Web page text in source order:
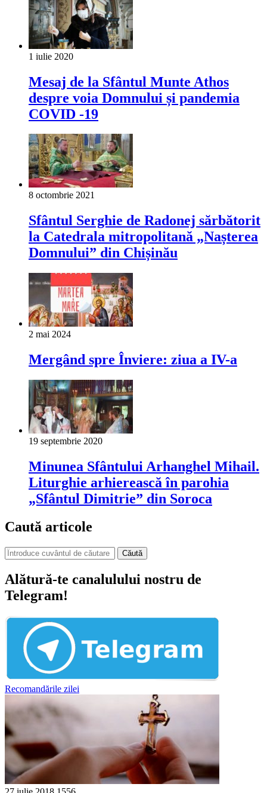
1 iulie 2020
Mesaj de la Sfântul Munte Athos
despre voia Domnului și pandemia
COVID -19
8 octombrie 2021
Sfântul Serghie de Radonej sărbătorit
la Catedrala mitropolitană „Nașterea
Domnului” din Chișinău
2 mai 2024
Mergând spre Înviere: ziua a IV-a
19 septembrie 2020
Minunea Sfântului Arhanghel Mihail.
Liturghie arhierească în parohia
„Sfântul Dimitrie” din Soroca
Caută articole
Căută
Alătură-te canalulului nostru de
Telegram!
Recomandările zilei